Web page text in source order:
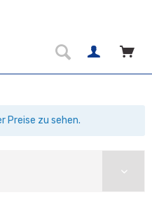
Preise zu sehen.